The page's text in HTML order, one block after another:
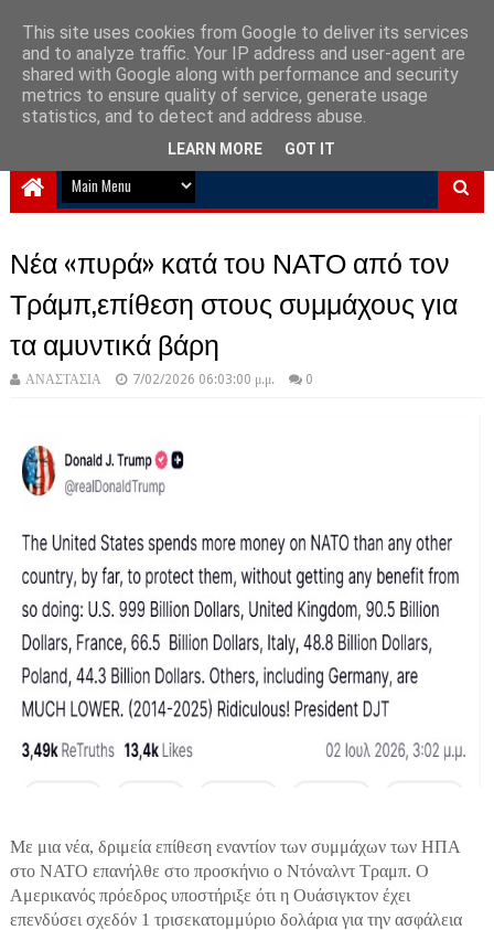
NewPlanet09
Ειδήσεις νέα από την Ελλάδα και τον κόσμο
Νέα «πυρά» κατά του ΝΑΤΟ από τον
Τράμπ,επίθεση στους συμμάχους για
τα αμυντικά βάρη
ΑΝΑΣΤΑΣΙΑ 7/02/2026 06:03:00 μ.μ. 0
Με μια νέα, δριμεία επίθεση εναντίον των συμμάχων των ΗΠΑ
στο ΝΑΤΟ επανήλθε στο προσκήνιο ο Ντόναλντ Τραμπ. Ο
Αμερικανός πρόεδρος υποστήριξε ότι η Ουάσιγκτον έχει
επενδύσει σχεδόν 1 τρισεκατομμύριο δολάρια για την ασφάλεια
This site uses cookies from Google to deliver its services
and to analyze traffic. Your IP address and user-agent are
shared with Google along with performance and security
metrics to ensure quality of service, generate usage
statistics, and to detect and address abuse.
LEARN MORE GOT IT